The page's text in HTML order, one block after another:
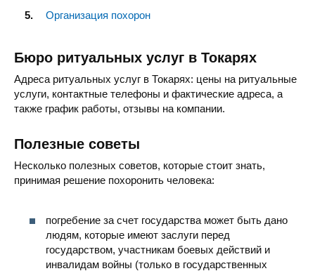
Организация похорон
Бюро ритуальных услуг в Токарях
Адреса ритуальных услуг в Токарях: цены на ритуальные
услуги, контактные телефоны и фактические адреса, а
также график работы, отзывы на компании.
Полезные советы
Несколько полезных советов, которые стоит знать,
принимая решение похоронить человека:
погребение за счет государства может быть дано
людям, которые имеют заслуги перед
государством, участникам боевых действий и
инвалидам войны (только в государственных